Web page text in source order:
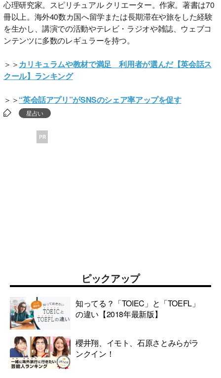
心理研究家。スピリチュアル クリエーター。作家。著書は70
冊以上。海外40数カ国へ留学または長期滞在や旅をした経験
を生かし、講演での活動やテレビ・ラジオや雑誌、ウェブコ
ンテンツに多数のレギュラーを持つ。
＞＞ カリキュラムや教材で満足 利用者が選んだ【英会話ス
クール】ランキング
＞＞“英会話アプリ”がSNSのシェア率アップを促す
星占い
PR
ピックアップ
知ってる？「TOIEC」と「TOEFL」
の違い【2018年最新版】
櫻井翔、イモト、石原さとみらがラ
ンクイン！